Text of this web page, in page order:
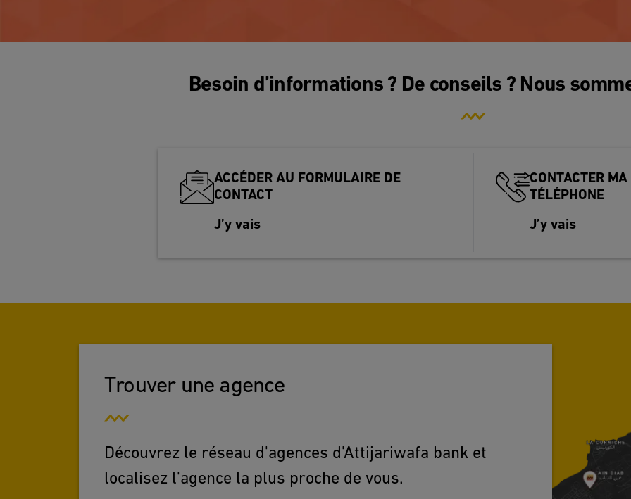
Besoin d’informations ? De conseils ? Nous
ACCÉDER AU FORMULAIRE DE
CONTACT
J’y vais
CONTACTER
TÉLÉPHONE
J’y vais
Trouver une agence
Découvrez le réseau d'agences d'Attijariwafa bank et
localisez l'agence la plus proche de vous.